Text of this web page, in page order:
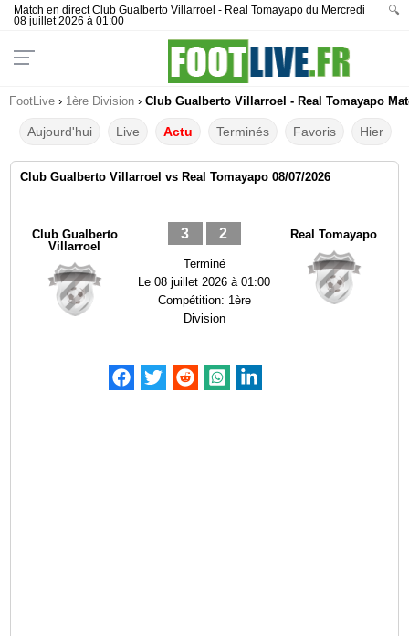
Match en direct Club Gualberto Villarroel - Real Tomayapo du Mercredi
08 juillet 2026 à 01:00
🔍
FootLive › 1ère Division › Club Gualberto Villarroel - Real Tomayapo
Aujourd'hui Live Actu Terminés Favoris Hier
Club Gualberto Villarroel vs Real Tomayapo 08/07/2026
Club Gualberto
Villarroel
3 2
Terminé
Le08 juillet 2026 à 01:00
Compétition: 1ère
Division
Real Tomayapo